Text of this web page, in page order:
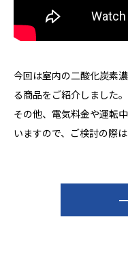
今回は室内の二酸化炭素
る商品をご紹介しました。
その他、電気料金や運転
いますので、ご検討の際